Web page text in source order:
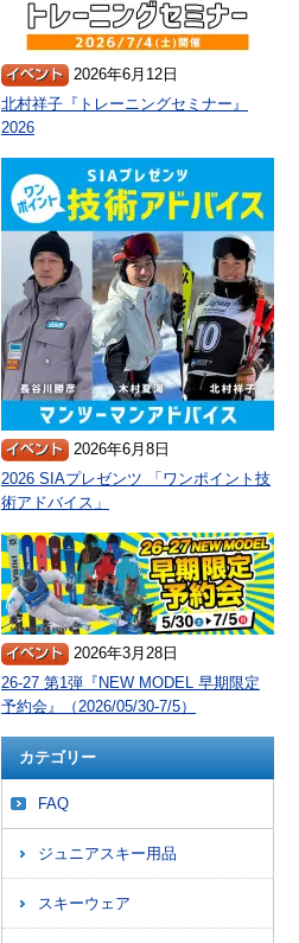
2026年6月12日
北村祥子『トレーニングセミナー』
2026
2026年6月8日
2026 SIAプレゼンツ 「ワンポイント技
術アドバイス」
2026年3月28日
26-27 第1弾『NEW MODEL 早期限定
予約会』（2026/05/30-7/5）
カテゴリー
FAQ
ジュニアスキー用品
スキーウェア